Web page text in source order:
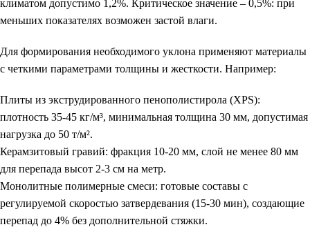
климатом допустимо 1,2%. Критическое значение – 0,5%: при
меньших показателях возможен застой влаги.
Для формирования необходимого уклона применяют материалы
с четкими параметрами толщины и жесткости. Например:
Плиты из экструдированного пенополистирола (XPS):
плотность 35-45 кг/м³, минимальная толщина 30 мм, допустимая
нагрузка до 50 т/м².
Керамзитовый гравий: фракция 10-20 мм, слой не менее 80 мм
для перепада высот 2-3 см на метр.
Монолитные полимерные смеси: готовые составы с
регулируемой скоростью затвердевания (15-30 мин), создающие
перепад до 4% без дополнительной стяжки.